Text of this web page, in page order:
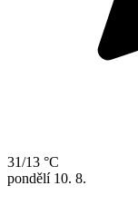
31/13 °C
pondělí 10. 8.